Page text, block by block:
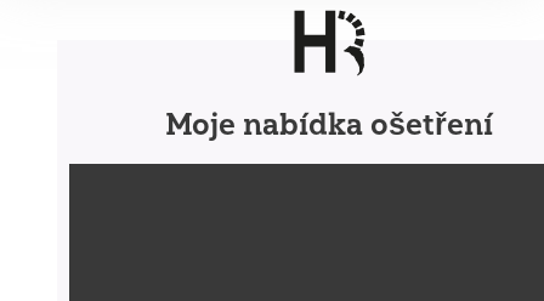
Moje nabídka ošetření